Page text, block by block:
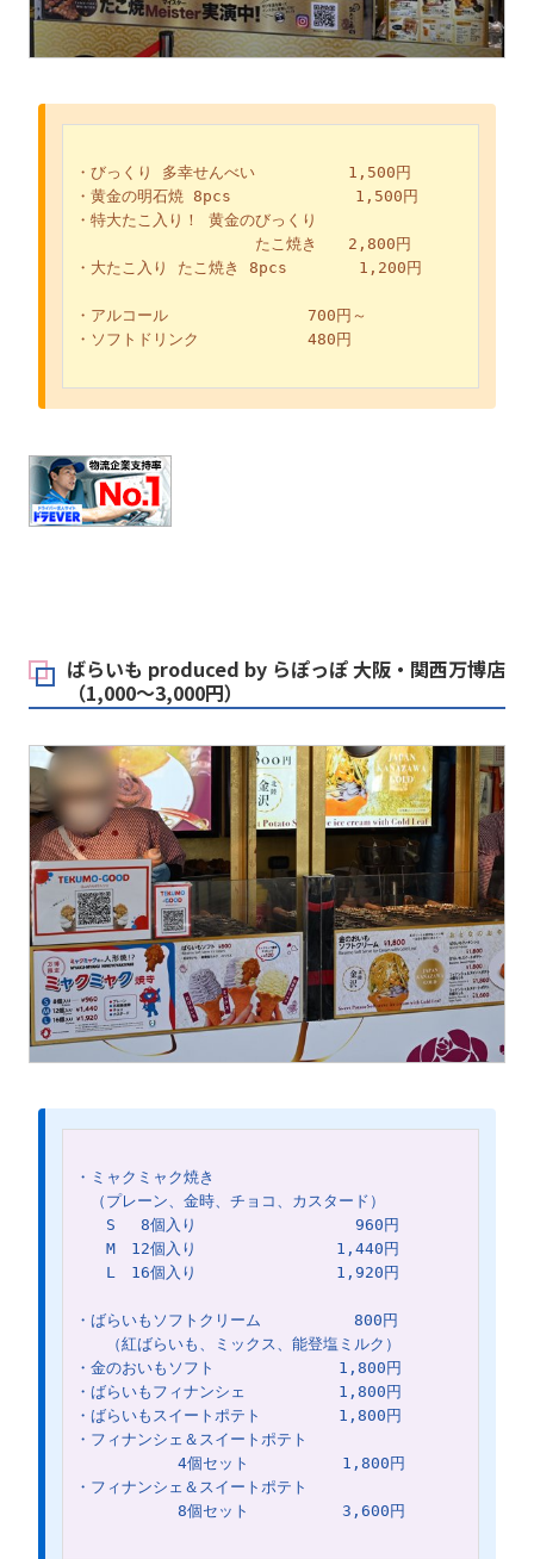
・びっくり 多幸せんべい　　　　　　1,500円
・黄金の明石焼 8pcs　　　　　　　　1,500円
・特大たこ入り！ 黄金のびっくり
たこ焼き　　2,800円
・大たこ入り たこ焼き 8pcs 　　　　1,200円
・アルコール　　　　　　　　　700円～
・ソフトドリンク　　　　　　　480円
ばらいも produced by らぽっぽ 大阪・関西万博店
（1,000～3,000円）
・ミャクミャク焼き
（プレーン、金時、チョコ、カスタード）
S　 8個入り　　 　　　　　　　 960円
M　12個入り　　　　　　　　　1,440円
L　16個入り　　　　　　　　　1,920円
・ばらいもソフトクリーム　　　　　　800円
（紅ばらいも、ミックス、能登塩ミルク）
・金のおいもソフト　　　　　　　　1,800円
・ばらいもフィナンシェ　　　　　　1,800円
・ばらいもスイートポテト　　　　　1,800円
・フィナンシェ＆スイートポテト
4個セット　　　　　　1,800円
・フィナンシェ＆スイートポテト
8個セット　　　　　　3,600円